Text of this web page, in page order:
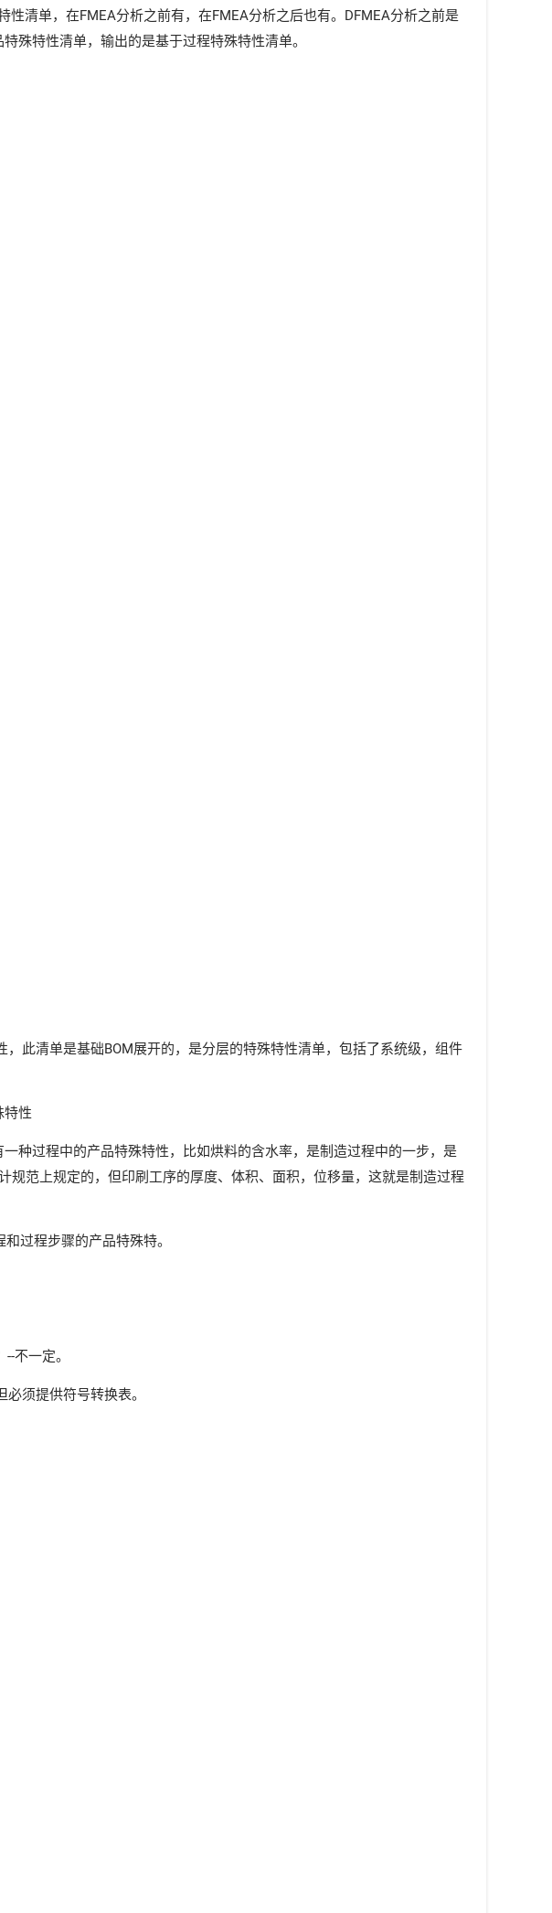
清单，在FMEA分析之前有，在FMEA分析之后也有。DFMEA分析之前是
殊特性清单，输出的是基于过程特殊特性清单。
此清单是基础BOM展开的，是分层的特殊特性清单，包括了系统级，组件
特性
种过程中的产品特殊特性，比如烘料的含水率，是制造过程中的一步，是
范上规定的，但印刷工序的厚度、体积、面积，位移量，这就是制造过程
过程步骤的产品特殊特。
不一定。
须提供符号转换表。